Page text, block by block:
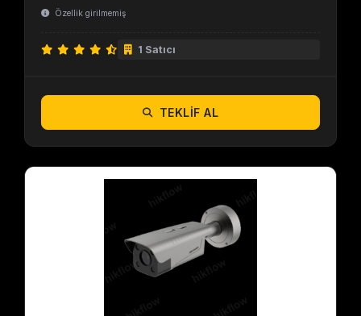
Özellik girilmemiş
1 Satıcı
TEKLIF AL